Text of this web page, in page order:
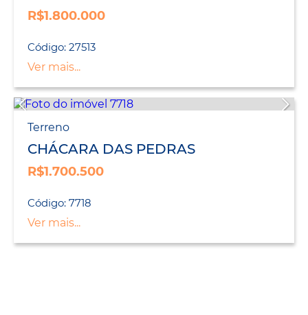
R$1.800.000
Código: 27513
Ver mais...
Terreno
CHÁCARA DAS PEDRAS
R$1.700.500
Código: 7718
Ver mais...